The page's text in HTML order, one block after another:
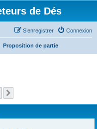
de Dés
Connexion
S’enregistrer
Proposition de partie